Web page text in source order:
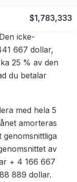
$1,783,333
icke-
667 dollar,
25 % av den
du betalar
med hela 5
amorteras
av
+ 4 166 667
889 dollar.